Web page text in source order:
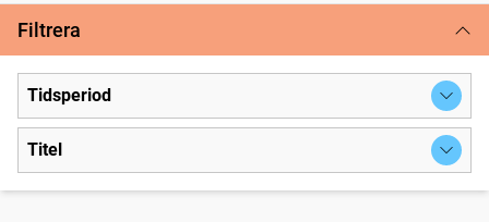
Filtrera
Tidsperiod
Titel